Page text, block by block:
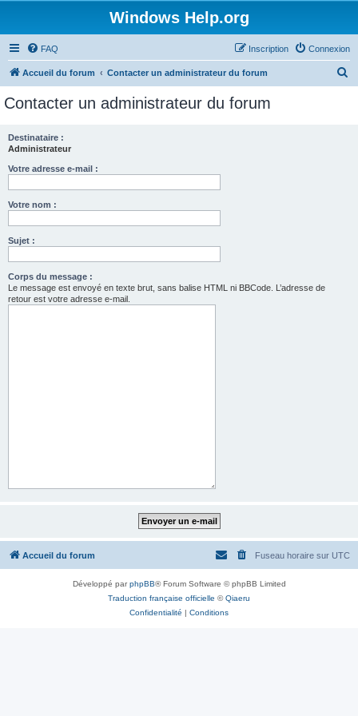
Windows Help.org
FAQ Connexion
Inscription
Accueil du forum Contacter un administrateur du forum
Contacter un administrateur du forum
Destinataire :
Administrateur
Votre adresse e-mail :
Votre nom :
Sujet :
Corps du message :
Le message est envoyé en texte brut, sans balise HTML ni BBCode. L’adresse de
retour est votre adresse e-mail.
Accueil du forum Fuseau horaire sur UTC
Développé parphpBB® Forum Software © phpBB Limited
Traduction française officielle ©Qiaeru
Confidentialité | Conditions